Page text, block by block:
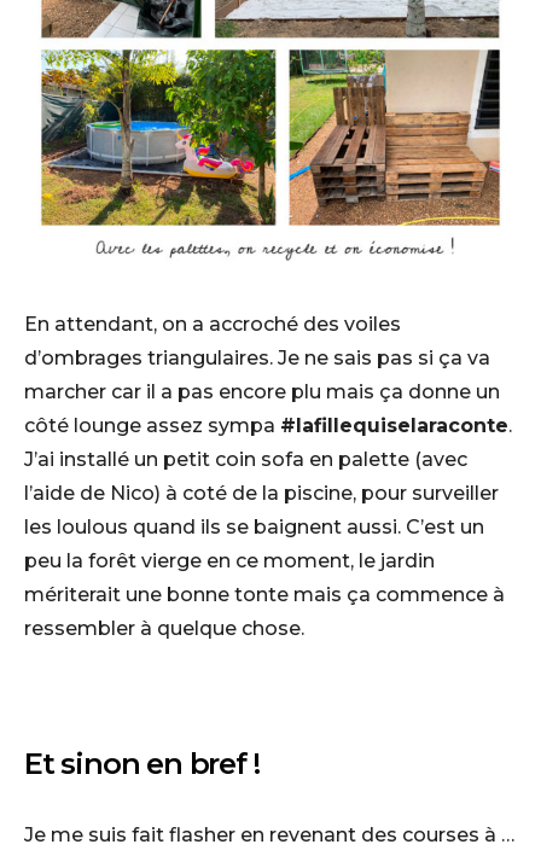
En attendant, on a accroché des voiles
d’ombrages triangulaires. Je ne sais pas si ça va
marcher car il a pas encore plu mais ça donne un
côté lounge assez sympa #lafillequiselaraconte.
J’ai installé un petit coin sofa en palette (avec
l’aide de Nico) à coté de la piscine, pour surveiller
les loulous quand ils se baignent aussi. C’est un
peu la forêt vierge en ce moment, le jardin
mériterait une bonne tonte mais ça commence à
ressembler à quelque chose.
Et sinon en bref !
Je me suis fait flasher en revenant des courses à …